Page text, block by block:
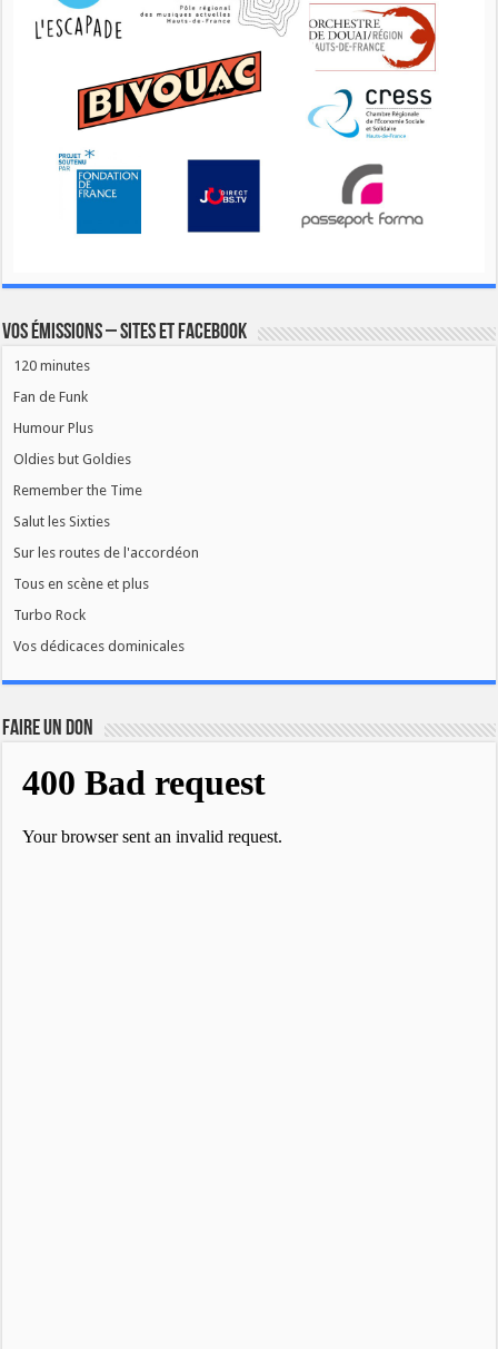
Vos émissions – Sites et Facebook
120 minutes
Fan de Funk
Humour Plus
Oldies but Goldies
Remember the Time
Salut les Sixties
Sur les routes de l'accordéon
Tous en scène et plus
Turbo Rock
Vos dédicaces dominicales
FAIRE UN DON